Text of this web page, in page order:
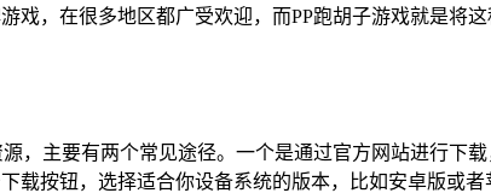
戏，在很多地区都广受欢迎，而PP跑胡子游戏就是
，主要有两个常见途径。一个是通过官方网站进行下
载按钮，选择适合你设备系统的版本，比如安卓版或